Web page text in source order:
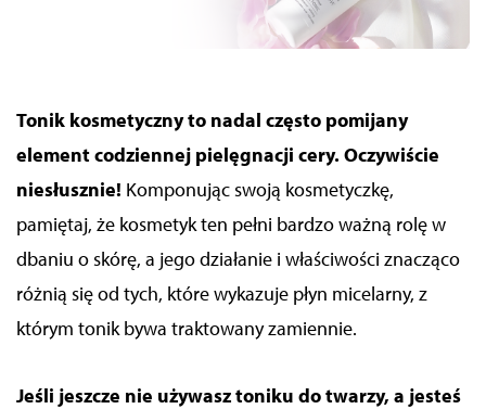
Tonik kosmetyczny to nadal często pomijany
element codziennej pielęgnacji cery. Oczywiście
niesłusznie! Komponując swoją kosmetyczkę,
pamiętaj, że kosmetyk ten pełni bardzo ważną rolę w
dbaniu o skórę, a jego działanie i właściwości znacząco
różnią się od tych, które wykazuje płyn micelarny, z
którym tonik bywa traktowany zamiennie.
Jeśli jeszcze nie używasz toniku do twarzy, a jesteś